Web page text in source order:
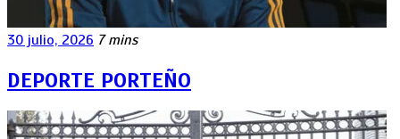
30 julio, 2026 7 mins
DEPORTE PORTEÑO